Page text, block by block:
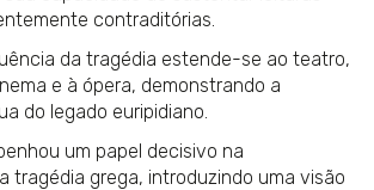
contraditórias.
da tragédia estende-se ao teatro,
e à ópera, demonstrando a
do legado euripidiano.
um papel decisivo na
tragédia grega, introduzindo uma visão